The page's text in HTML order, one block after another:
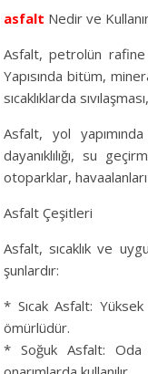
asfalt Nedir ve
Asfalt, petrolün
Yapısında bitüm,
sıcaklıklarda
Asfalt, yol
dayanıklılığı, su
otoparklar,
Asfalt Çeşitleri
Asfalt, sıcaklık ve
şunlardır:
* Sıcak Asfalt:
ömürlüdür.
* Soğuk Asfalt: Oda